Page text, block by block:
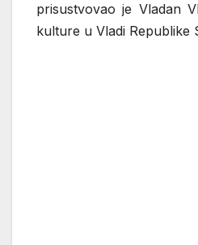
prisustvovao je Vladan
kulture u Vladi Republike